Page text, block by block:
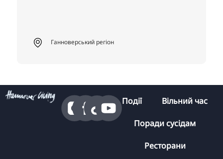
Ганноверський регіон
Події Вільний час
Поради сусідам
Ресторани